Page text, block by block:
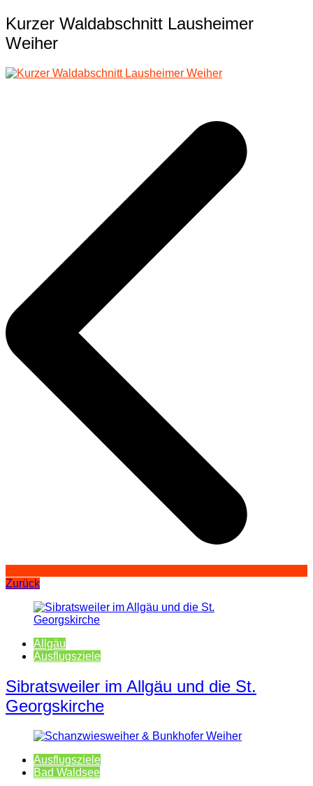
Kurzer Waldabschnitt Lausheimer
Weiher
Zurück
Allgäu
Ausflugsziele
Sibratsweiler im Allgäu und die St.
Georgskirche
Ausflugsziele
Bad Waldsee